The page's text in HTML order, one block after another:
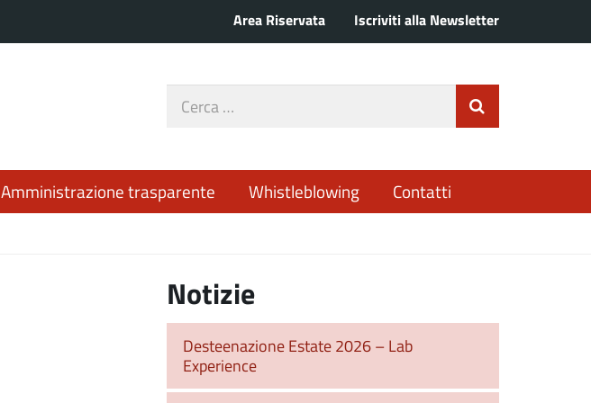
Area Riservata Iscriviti alla Newsletter
Cerca
Amministrazione trasparente Whistleblowing Contatti
Notizie
Desteenazione Estate 2026 – Lab
Experience